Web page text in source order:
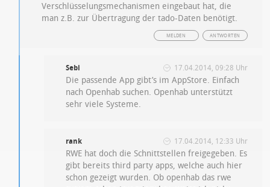
Verschlüsselungsmechanismen eingebaut hat, die
man z.B. zur Übertragung der tado-Daten benötigt.
ANTWORTEN
MELDEN
Sebi 17.04.2014, 09:28 Uhr
Die passende App gibt’s im AppStore. Einfach
nach Openhab suchen. Openhab unterstützt
sehr viele Systeme.
rank 17.04.2014, 12:33 Uhr
RWE hat doch die Schnittstellen freigegeben. Es
gibt bereits third party apps, welche auch hier
schon gezeigt wurden. Ob openhab das rwe